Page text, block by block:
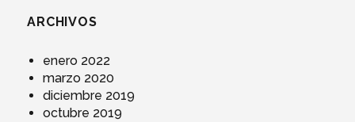
ARCHIVOS
enero 2022
marzo 2020
diciembre 2019
octubre 2019